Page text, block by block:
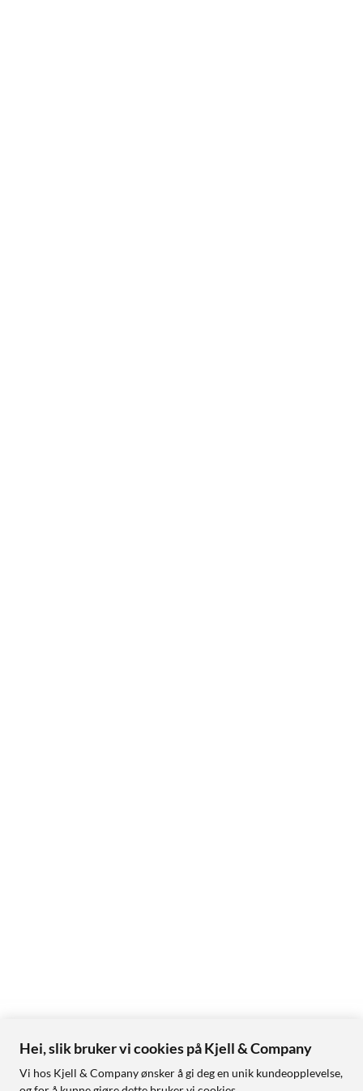
Hei, slik bruker vi cookies på Kjell & Company
Vi hos Kjell & Company ønsker å gi deg en unik kundeopplevelse,